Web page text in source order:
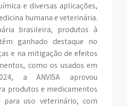
e diversas aplicações,
humana e veterinária.
brasileira, produtos à
ganhado destaque no
e na mitigação de efeitos
como os usados em
a ANVISA aprovou
produtos e medicamentos
para uso veterinário, com